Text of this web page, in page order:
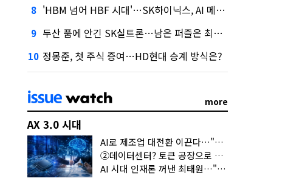
8 'HBM 넘어 HBF 시대'…SK하이닉스, AI 메모리 표준 선점 나섰다
9 두산 품에 안긴 SK실트론…남은 퍼즐은 최태원 지분 29.4%
10 정몽준, 첫 주식 증여…HD현대 승계 방식은?
more
AX 3.0 시대
AI로 제조업 대전환 이끈다…"2030년까지 민관합동 20조 투자"
②데이터센터? 토큰 공장으로 변신
AI 시대 인재론 꺼낸 최태원…"협업이 경쟁력"